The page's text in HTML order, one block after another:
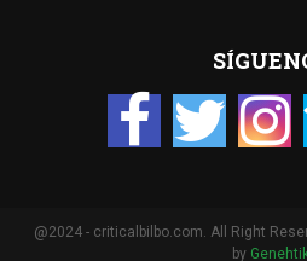
@2024 - criticalbilbo.com. All Right
by